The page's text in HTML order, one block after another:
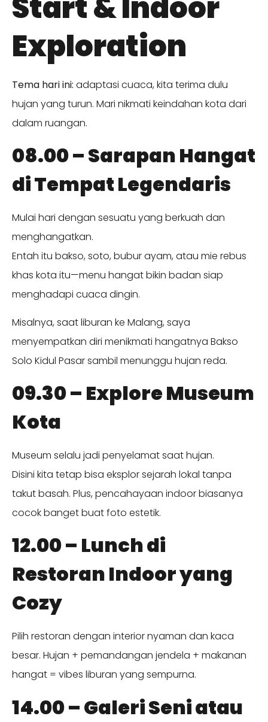
Exploration
Tema hari ini: adaptasi cuaca, kita terima dulu
hujan yang turun. Mari nikmati keindahan kota dari
dalam ruangan.
08.00 – Sarapan Hangat
di Tempat Legendaris
Mulai hari dengan sesuatu yang berkuah dan
menghangatkan.
Entah itu bakso, soto, bubur ayam, atau mie rebus
khas kota itu—menu hangat bikin badan siap
menghadapi cuaca dingin.
Misalnya, saat liburan ke Malang, saya
menyempatkan diri menikmati hangatnya Bakso
Solo Kidul Pasar sambil menunggu hujan reda.
09.30 – Explore Museum
Kota
Museum selalu jadi penyelamat saat hujan.
Disini kita tetap bisa eksplor sejarah lokal tanpa
takut basah. Plus, pencahayaan indoor biasanya
cocok banget buat foto estetik.
12.00 – Lunch di
Restoran Indoor yang
Cozy
Pilih restoran dengan interior nyaman dan kaca
besar. Hujan + pemandangan jendela + makanan
hangat = vibes liburan yang sempurna.
14.00 – Galeri Seni atau